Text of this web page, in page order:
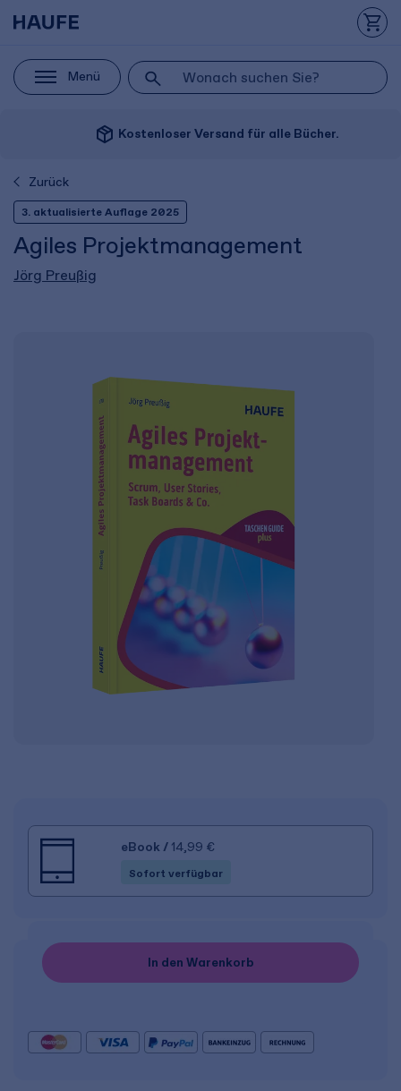
Menü
package_2 Kostenloser Versand für alle Bücher.
Zurück
3. aktualisierte Auflage 2025
Agiles Projektmanagement
Jörg Preußig
eBook / 14,99 €
Sofort verfügbar
In den Warenkorb